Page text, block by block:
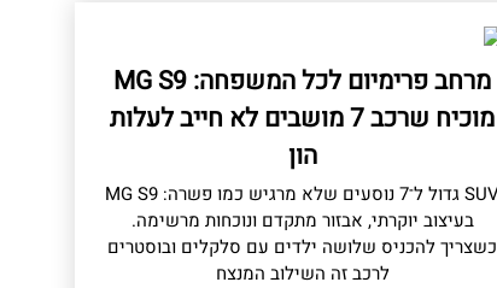
מרחב פרימיום לכל המשפחה: MG S9
מוכיח שרכב 7 מושבים לא חייב לעלות
הון
SUV גדול ל־7 נוסעים שלא מרגיש כמו פשרה: MG S9
בעיצוב יוקרתי, אבזור מתקדם ונוכחות מרשימה.
כשצריך להכניס שלושה ילדים עם סלקלים ובוסטרים
לרכב זה השילוב המנצח